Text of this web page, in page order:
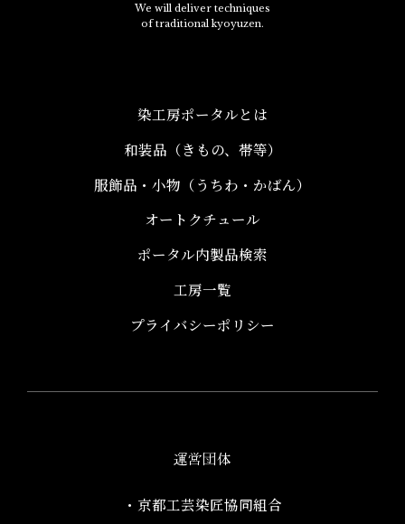
We will deliver techniques
of traditional kyoyuzen.
染工房ポータルとは
和装品（きもの、帯等）​
服飾品・小物​（うちわ・かばん）
オートクチュール
ポータル内製品検索
工房一覧
プライバシーポリシー
運営団体
・京都工芸染匠協同組合​